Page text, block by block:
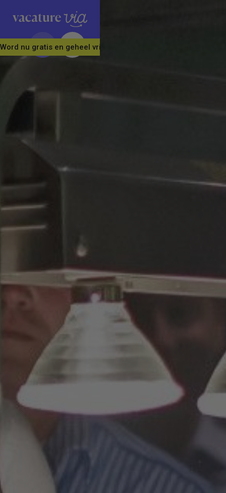
Word nu gratis en geheel vrijblijvend lid van ons Vacature Via